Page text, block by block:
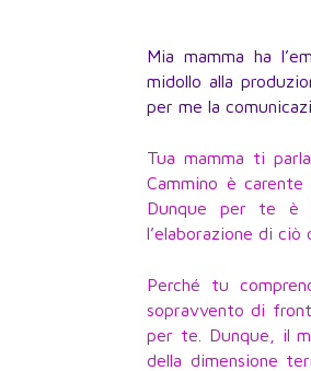
Mia mamma ha
midollo alla
per me la
Tua mamma ti
Cammino è
Dunque per te è
l’elaborazione di ciò
Perché tu
sopravvento di
per te. Dunque, il
della dimensione